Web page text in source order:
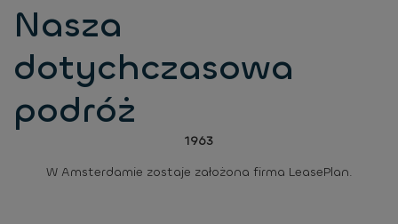
Nasza
dotychczasowa
podróż
1963
W Amsterdamie zostaje założona firma LeasePlan.